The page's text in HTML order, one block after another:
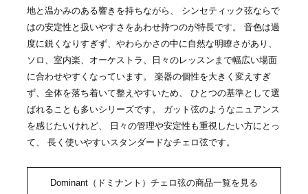
地と温かみのある響きを持ちながら、 シンセティック弦ならで
はの安定性と扱いやすさをあわせ持つのが特長です。 音色は過
度に鋭くなりすぎず、やわらかさの中に自然な明瞭さがあり、
ソロ、室内楽、オーケストラ、日々のレッスンまで幅広い場面
に合わせやすくなっています。 楽器の個性を大きく変えすぎ
ず、全体を落ち着いて整えやすいため、 ひとつの基準として選
ばれることも多いシリーズです。 ガット弦のようなニュアンス
を感じたいけれど、 日々の管理や安定性も重視したい方にとっ
て、 長く使いやすいスタンダードなチェロ弦です。
Dominant（ドミナント）チェロ弦の商品一覧を見る